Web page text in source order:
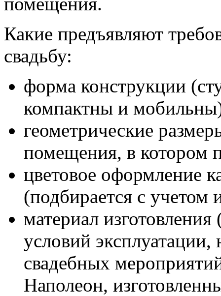
Какие предъявляют
свадьбу:
форма конструкции
компактны и
геометрические
помещения, в котором
цветовое оформление
(подбирается с
материал изготовления
условий
свадебных
Наполеон,